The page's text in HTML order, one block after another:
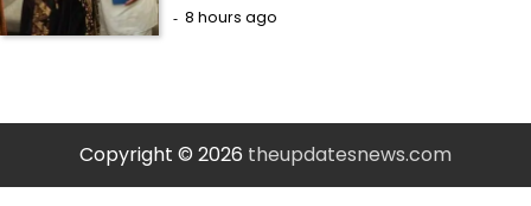
8 hours ago
Copyright © 2026 theupdatesnews.com